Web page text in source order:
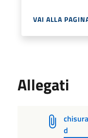
VAI ALLA
Allegati
d